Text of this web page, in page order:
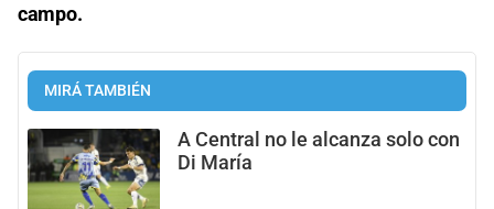
campo.
MIRÁ TAMBIÉN
A Central no le alcanza solo con
Di María